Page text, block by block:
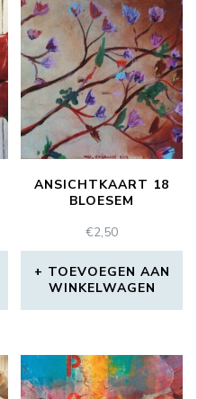
ANSICHTKAART 18
BLOESEM
€2,50
TOEVOEGEN AAN
WINKELWAGEN